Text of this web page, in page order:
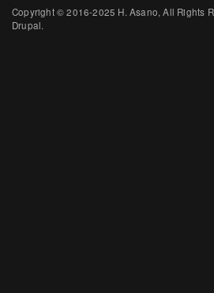
Copyright © 2016-2025 H. Asano, All Rights
Drupal.